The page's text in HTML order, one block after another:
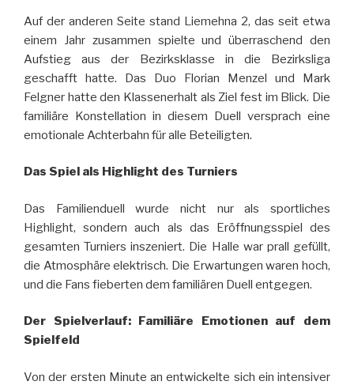
Auf der anderen Seite stand Liemehna 2, das seit etwa
einem Jahr zusammen spielte und überraschend den
Aufstieg aus der Bezirksklasse in die Bezirksliga
geschafft hatte. Das Duo Florian Menzel und Mark
Felgner hatte den Klassenerhalt als Ziel fest im Blick. Die
familiäre Konstellation in diesem Duell versprach eine
emotionale Achterbahn für alle Beteiligten.
Das Spiel als Highlight des Turniers
Das Familienduell wurde nicht nur als sportliches
Highlight, sondern auch als das Eröffnungsspiel des
gesamten Turniers inszeniert. Die Halle war prall gefüllt,
die Atmosphäre elektrisch. Die Erwartungen waren hoch,
und die Fans fieberten dem familiären Duell entgegen.
Der Spielverlauf: Familiäre Emotionen auf dem
Spielfeld
Von der ersten Minute an entwickelte sich ein intensiver